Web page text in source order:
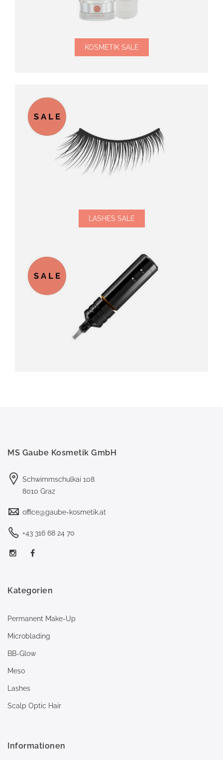
KOSMETIK SALE
LASHES SALE
MS Gaube Kosmetik GmbH
Schwimmschulkai 108
8010 Graz
office@gaube-kosmetik.at
+43 316 68 24 70
Kategorien
Permanent Make-Up
Microblading
BB-Glow
Meso
Lashes
Scalp Optic Hair
Informationen